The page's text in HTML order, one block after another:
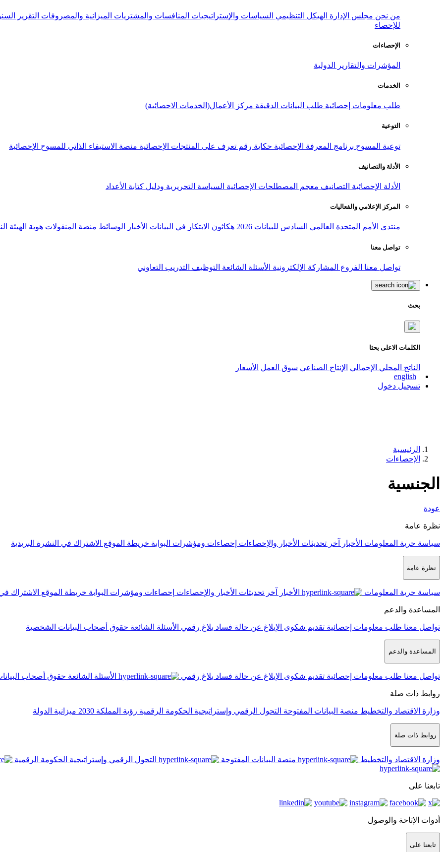
من نحن مجلس الإدارة الهيكل التنظيمي السياسات والإستراتيجيات المنافسات والمشتريات الميزانية والمصروفات التقرير
للإحصاء
الإحصاءات
المؤشرات والتقارير الدولية
الخدمات
طلب معلومات إحصائية طلب البيانات الدقيقة مركز الأعمال(الخدمات الاحصائية)
التوعية
توعية المسوح برنامج المعرفة الإحصائية حكاية رقم تعرف على المنتجات الإحصائية منصة الاستيفاء الذاتي للمسوح الإحصائية
الأدلة والتصانيف
الأدلة الإحصائية التصانيف معجم المصطلحات الإحصائية السياسة التحريرية ودليل كتابة الأعداد
المركز الإعلامي والفعاليات
منتدى الأمم المتحدة العالمي السادس للبيانات 2026 هكاثون الابتكار في البيانات الأخبار الوسائط منصة المنقولات هوية الهيئة
تواصل معنا
تواصل معنا الفروع المشاركة الإلكترونية الأسئلة الشائعة التوظيف التدريب التعاوني
بحث
الكلمات الاعلى بحثا
الناتج المحلي الإجمالي الإنتاج الصناعي سوق العمل الأسعار
english
تسجيل دخول
الرئيسية
الإحصاءات
الجنسية
عودة
نظرة عامة
سياسة حرية المعلومات الأخبار آخر تحديثات الأخبار والإحصاءات إحصاءات ومؤشرات البوابة خريطة الموقع الاشتراك في النشرة البريدية
نظرة عامة
سياسة حرية المعلومات الأخبار آخر تحديثات الأخبار والإحصاءات إحصاءات ومؤشرات البوابة خريطة الموقع الاشتراك
المساعدة والدعم
تواصل معنا طلب معلومات إحصائية تقديم شكوى الإبلاغ عن حالة فساد بلاغ رقمي الأسئلة الشائعة حقوق أصحاب البيانات الشخصية
المساعدة والدعم
تواصل معنا طلب معلومات إحصائية تقديم شكوى الإبلاغ عن حالة فساد بلاغ رقمي الأسئلة الشائعة حقوق أصحاب
روابط ذات صلة
وزارة الاقتصاد والتخطيط منصة البيانات المفتوحة التحول الرقمي وإستراتيجية الحكومة الرقمية رؤية المملكة 2030 ميزانية الدولة
روابط ذات صلة
وزارة الاقتصاد والتخطيط منصة البيانات المفتوحة التحول الرقمي وإستراتيجية الحكومة الرقمية
تابعنا على
أدوات الإتاحة والوصول
تابعنا على